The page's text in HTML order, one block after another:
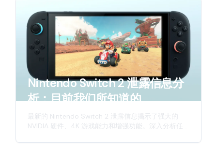
Nintendo Switch 2 泄露信息分
析：目前我们所知道的
最新的 Nintendo Switch 2 泄露信息揭示了强大的
NVIDIA 硬件、4K 游戏能力和增强功能。深入分析任